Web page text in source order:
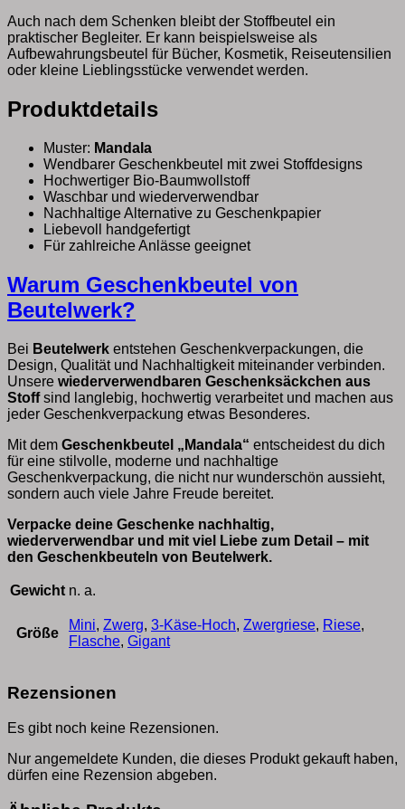
Auch nach dem Schenken bleibt der Stoffbeutel ein
praktischer Begleiter. Er kann beispielsweise als
Aufbewahrungsbeutel für Bücher, Kosmetik, Reiseutensilien
oder kleine Lieblingsstücke verwendet werden.
Produktdetails
Muster: Mandala
Wendbarer Geschenkbeutel mit zwei Stoffdesigns
Hochwertiger Bio-Baumwollstoff
Waschbar und wiederverwendbar
Nachhaltige Alternative zu Geschenkpapier
Liebevoll handgefertigt
Für zahlreiche Anlässe geeignet
Warum Geschenkbeutel von
Beutelwerk?
Bei Beutelwerk entstehen Geschenkverpackungen, die
Design, Qualität und Nachhaltigkeit miteinander verbinden.
Unsere wiederverwendbaren Geschenksäckchen aus
Stoffsind langlebig, hochwertig verarbeitet und machen aus
jeder Geschenkverpackung etwas Besonderes.
Mit dem Geschenkbeutel „Mandala“ entscheidest du dich
für eine stilvolle, moderne und nachhaltige
Geschenkverpackung, die nicht nur wunderschön aussieht,
sondern auch viele Jahre Freude bereitet.
Verpacke deine Geschenke nachhaltig,
wiederverwendbar und mit viel Liebe zum Detail – mit
den Geschenkbeuteln von Beutelwerk.
Gewicht n. a.
Größe
Mini, Zwerg, 3-Käse-Hoch, Zwergriese, Riese,
Flasche, Gigant
Rezensionen
Es gibt noch keine Rezensionen.
Nur angemeldete Kunden, die dieses Produkt gekauft haben,
dürfen eine Rezension abgeben.